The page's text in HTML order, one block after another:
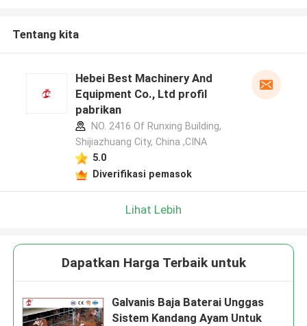
Tentang kita
Hebei Best Machinery And
Equipment Co., Ltd profil
pabrikan
NO. 2416 Of Runxing Building,
Shijiazhuang City, China ,CINA
5.0
Diverifikasi pemasok
Lihat Lebih
Dapatkan Harga Terbaik untuk
Galvanis Baja Baterai Unggas
Sistem Kandang Ayam Untuk